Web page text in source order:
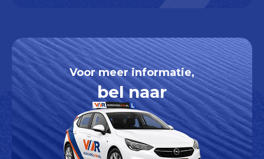
Voor meer informatie,
bel naar